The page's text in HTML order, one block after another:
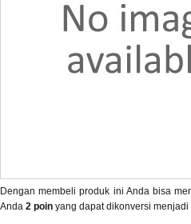
Dengan membeli produk ini Anda bisa
Anda 2 poin yang dapat dikonversi menjadi